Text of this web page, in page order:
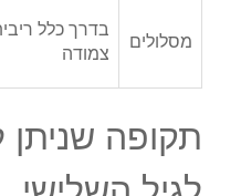
מסלולים
בדרך כלל
צמודה
תקופה